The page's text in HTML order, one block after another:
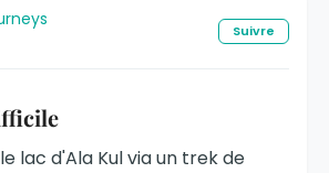
Suivre
lac d'Ala Kul via un trek de